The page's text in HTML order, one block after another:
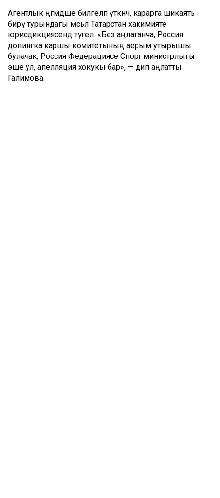
Агентлык әңгәмәдәше билгеләп үткәнчә, карарга шикаять
бирү турындагы мәсьәлә Татарстан хакимияте
юрисдикциясендә түгел. «Без аңлаганча, Россия
допингка каршы комитетының аерым утырышы
булачак, Россия Федерациясе Спорт министрлыгы
эше ул, апелляция хокукы бар», — дип аңлатты
Галимова.